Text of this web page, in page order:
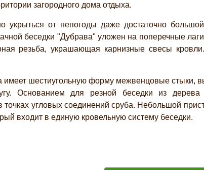
загородного дома отдыха.
укрыться от непогоды даже достаточно
беседки "Дубрава" уложен на поперечные
резьба, украшающая карнизные свесы
имеет шестиугольную форму межвенцовые
Основанием для резной беседки из
точках угловых соединений сруба. Небольшой
входит в единую кровельную систему беседки.